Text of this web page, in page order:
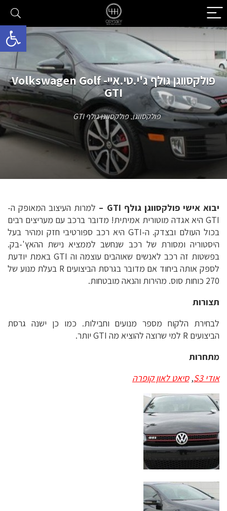
פתח
פולקסווגן גולף ג'י.טי.איי- Volkswagen Golf
GTI
פולקסווגן,פולקסווגן גולף GTI
יבוא אישי פולקסווגן גולף GTI –
למרות העיצוב המאופק ה-
GTI היא אגדה מוטורית אמיתית! מדובר ברכב עם מעריצים רבים
בכול העולם ובצדק. ה-GTI היא רכב ספורטיבי חזק ומהיר בעל
היסטוריה ומסורת של רכב שנחשב לממציא נישת ההאץ'-בק.
בפשטות זה רכב לאנשים שאוהבים עוצמה וה GTI באמת יודעת
לספק אותה ביחוד אם מדובר בגרסת הביצועים R בעלת מנוע של
270 כוחות סוס. מהירות והנאה מובטחות.
תצורות
לבחירת הלקוח מספר מנועים וחבילות. כמו כן ישנה גרסת
הביצועים R למי שרוצה להוציא מה GTI יותר.
מתחרות
אודי S3
,סיאט לאון קופרה